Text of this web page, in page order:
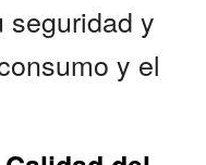
seguridad y
y el